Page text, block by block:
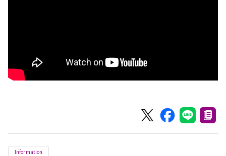
Information